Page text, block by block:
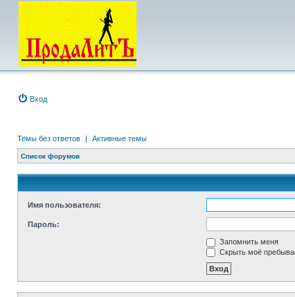
Вход
Темы без ответов | Активные темы
Список форумов
Имя пользователя:
Пароль:
Запомнить меня
Скрыть моё